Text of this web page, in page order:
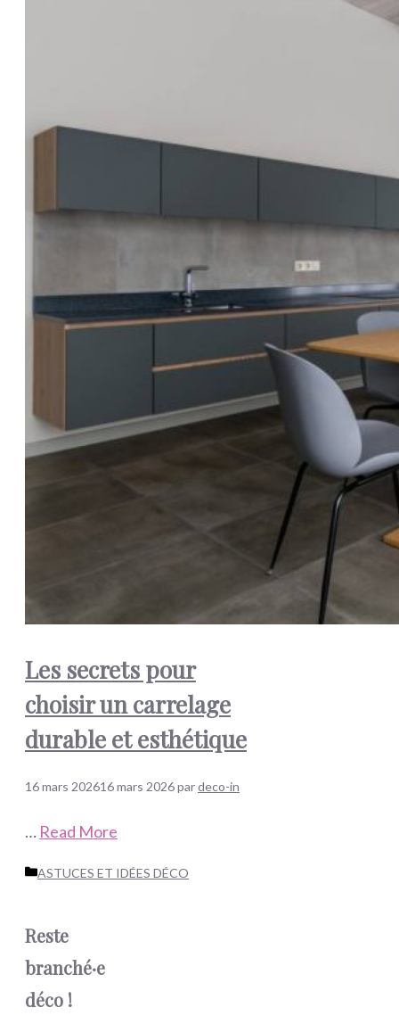
Les secrets pour
choisir un carrelage
durable et esthétique
16 mars 202616 mars 2026pardeco-in
… Read More
Catégories
ASTUCES ET IDÉES DÉCO
Reste
branché·e
déco !